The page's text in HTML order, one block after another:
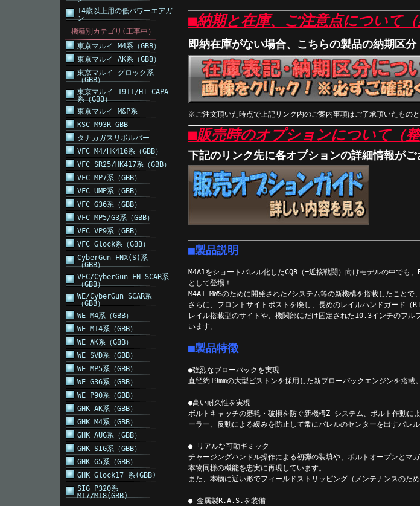
14歳以上用の低パワーエアガ
ン
機種別カテゴリ(工事中）
東京マルイ M4系（GBB）
東京マルイ AK系（GBB）
東京マルイ グロック系
（GBB）
東京マルイ 1911/HI-CAPA
系（GBB）
東京マルイ M&P系
KSC M93R GBB
タナカガスリボルバー
VFC M4/HK416系（GBB）
VFC SR25/HK417系（GBB）
VFC MP7系（GBB）
VFC UMP系（GBB）
VFC G36系（GBB）
VFC MP5/G3系（GBB）
VFC VP9系（GBB）
VFC Glock系（GBB）
CyberGun FNX(S)系
（GBB）
VFC/CyberGun FN SCAR系
（GBB）
WE/CyberGun SCAR系
（GBB）
WE M4系（GBB）
WE M14系（GBB）
WE AK系（GBB）
WE SVD系（GBB）
WE MP5系（GBB）
WE G36系（GBB）
WE P90系（GBB）
GHK AK系（GBB）
GHK M4系（GBB）
GHK AUG系（GBB）
GHK SIG系（GBB）
GHK G5系（GBB）
GHK Glock17 系(GBB)
SIG P320系
M17/M18(GBB)
■納期と在庫、ご注意点について（
即納在庫がない場合、こちらの製品の納期区分
※ご注文頂いた時点で上記リンク内のご案内事項はご了承頂いたものと
■販売時のオプションについて（整
下記のリンク先に各オプションの詳細情報が
■製品説明
M4A1をショートバレル化したCQB（=近接戦闘）向けモデルの中で
として登場！
M4A1 MWSのために開発されたZシステム等の新機構を搭載したことで
さらに、フロントサイトポストを廃し、長めのレイルハンドガード（
レイル搭載型のサイトや、機関部にだけ固定された10.3インチのフ
います。
■製品特徴
●強烈なブローバックを実現
直径約19mmの大型ピストンを採用した新ブローバックエンジンを搭
●高い耐久性を実現
ボルトキャッチの磨耗・破損を防ぐ新機構Z-システム、ボルト作動に
ーラー、反動による緩みを防止して常にバレルのセンターを出すバレ
● リアルな可動ギミック
チャージングハンドル操作による初弾の装填や、ボルトオープンとマ
本物同様の機能を忠実に再現しています。
また、本物に近い形でフィールドストリッピング（メンテナンスのた
● 金属製R.A.S.を装備